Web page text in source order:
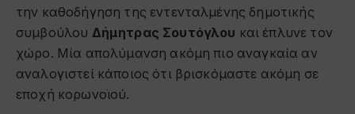
την καθοδήγηση της εντενταλμένης δημοτικής
συμβούλου Δήμητρας Σουτόγλου και έπλυνε τον
χώρο. Μία απολύμανση ακόμη πιο αναγκαία αν
αναλογιστεί κάποιος ότι βρισκόμαστε ακόμη σε
εποχή κορωνοϊού.